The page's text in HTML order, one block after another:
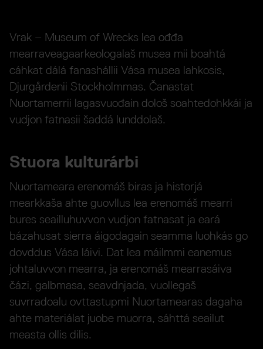
Vrak – Museum of Wrecks lea ođđa
mearraveagaarkeologalaš musea mii boahtá
cáhkat dálá fanashállii Vása musea lahkosis,
Djurgårdenii Stockholmmas. Čanastat
Nuortamerrii lagasvuođain dološ soahtedohkkái ja
vudjon fatnasii šaddá lunddolaš.
Stuora kulturárbi
Nuortameara erenomáš biras ja historjá
mearkkaša ahte guovllus lea erenomáš mearri
bures seailluhuvvon vudjon fatnasat ja eará
bázahusat sierra áigodagain seamma luohkás go
dovddus Vása láivi. Dat lea máilmmi eanemus
johtaluvvon mearra, ja erenomáš mearrasáiva
čázi, galbmasa, seavdnjada, vuollegaš
suvrradoalu ovttastupmi Nuortamearas dagaha
ahte materiálat juobe muorra, sáhttá seailut
measta ollis dilis.